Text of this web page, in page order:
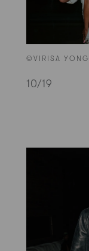
©VIRISA YONG
10/19